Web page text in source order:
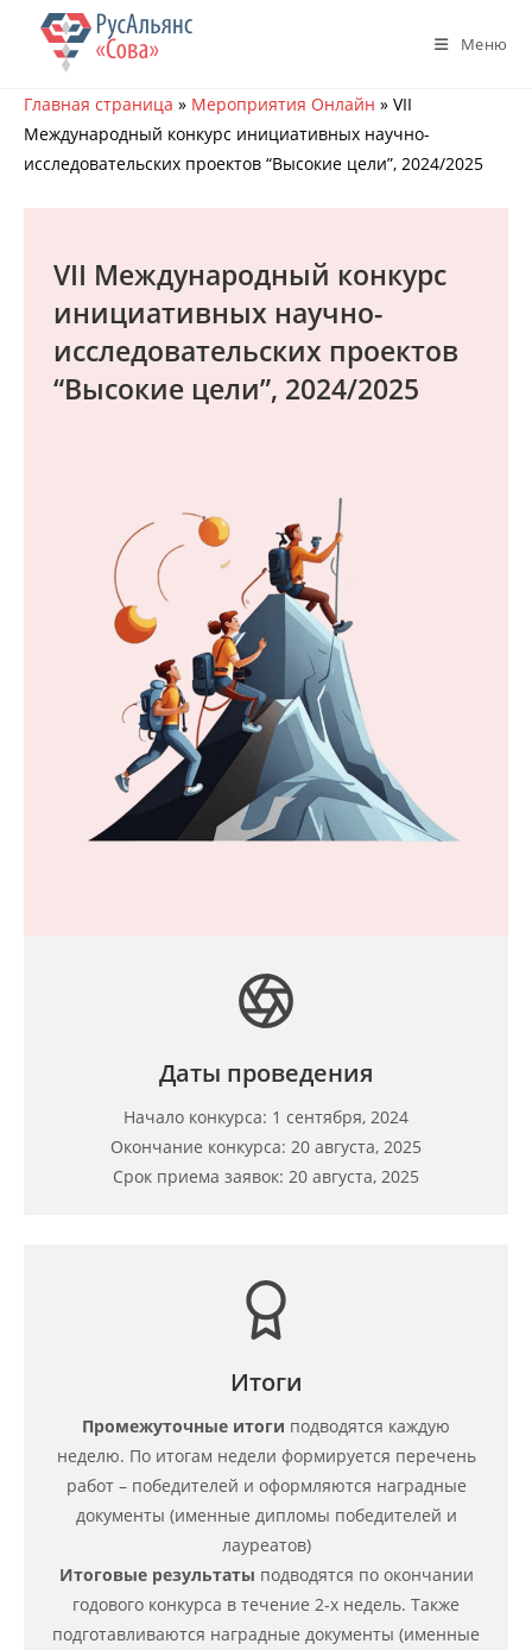
Перейти
содержимому
Меню
Главная страница » Мероприятия Онлайн » VII
Международный конкурс инициативных научно-
исследовательских проектов “Высокие цели”, 2024/2025
VII Международный конкурс
инициативных научно-
исследовательских проектов
“Высокие цели”, 2024/2025
Даты проведения
Начало конкурса: 1 сентября, 2024
Окончание конкурса: 20 августа, 2025
Срок приема заявок: 20 августа, 2025
Итоги
Промежуточные итоги подводятся каждую
неделю. По итогам недели формируется перечень
работ – победителей и оформляются наградные
документы (именные дипломы победителей и
лауреатов)
Итоговые результаты подводятся по окончании
годового конкурса в течение 2-х недель. Также
подготавливаются наградные документы (именные